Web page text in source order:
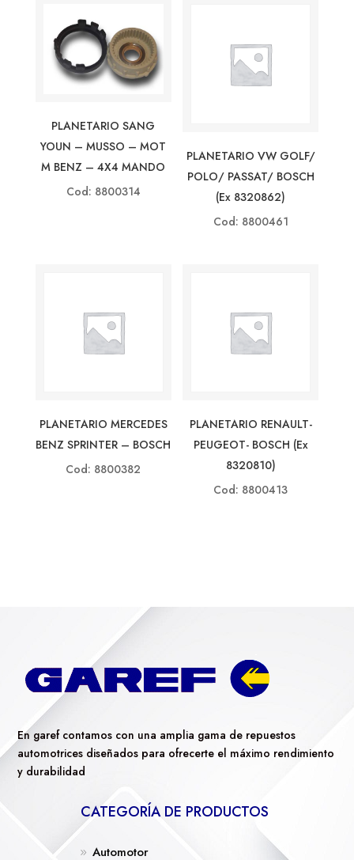
PLANETARIO SANG
YOUN – MUSSO – MOT
M BENZ – 4X4 MANDO
Cod: 8800314
PLANETARIO VW GOLF/
POLO/ PASSAT/ BOSCH
(ex 8320862)
Cod: 8800461
PLANETARIO MERCEDES
BENZ SPRINTER – BOSCH
Cod: 8800382
PLANETARIO RENAULT-
PEUGEOT- BOSCH (ex
8320810)
Cod: 8800413
En garef contamos con una amplia gama de repuestos
automotrices diseñados para ofrecerte el máximo rendimiento
y durabilidad
CATEGORÍA DE PRODUCTOS
Automotor